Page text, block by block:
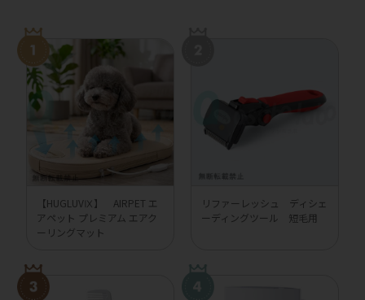
【HUGLUVⅨ】 AIRPET エ
アペット プレミアム エアク
ーリングマット
リファーレッシュ ディシェ
ーディングツール 短毛用